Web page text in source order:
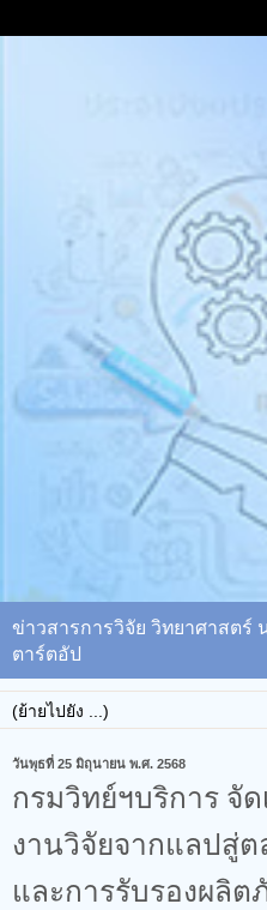
ข่าวสารการวิจัย วิทยาศาสตร์
ตาร์ตอัป
วันพุธที่ 25 มิถุนายน พ.ศ. 2568
กรมวิทย์ฯบริการ จั
งานวิจัยจากแลปสู่
และการรับรองผลิ